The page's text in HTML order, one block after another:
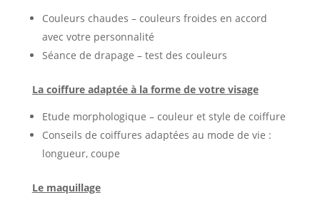
Couleurs chaudes – couleurs froides en accord
avec votre personnalité
Séance de drapage – test des couleurs
La coiffure adaptée à la forme de votre visage
Etude morphologique – couleur et style de coiffure
Conseils de coiffures adaptées au mode de vie :
longueur, coupe
Le maquillage